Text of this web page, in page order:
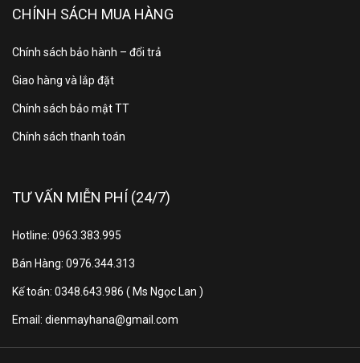
cắm
Loại phích cắm
Bảo hành
CHÍNH SÁCH MUA HÀNG
Chính sách bảo hành – đổi trả
Giao hàng và lắp đặt
Chính sách bảo mật TT
Chính sách thanh toán
TƯ VẤN MIỄN PHÍ (24/7)
Hotline: 0963.383.995
Bán Hàng: 0976.344.313
Kế toán: 0348.643.986 ( Ms Ngọc Lan )
Email: dienmayhana@gmail.com